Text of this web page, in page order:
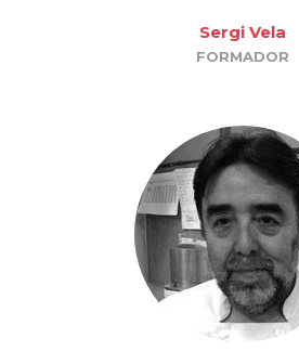
Sergi Vela
FORMADOR